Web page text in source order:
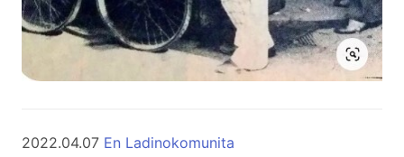
2022.04.07 En Ladinokomunita